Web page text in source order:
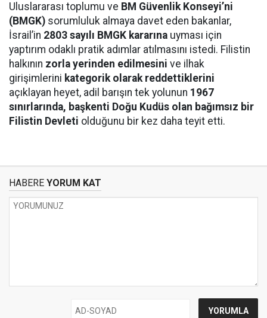
Uluslararası toplumu ve BM Güvenlik Konseyi’ni
(BMGK) sorumluluk almaya davet eden bakanlar,
İsrail’in 2803 sayılı BMGK kararına uyması için
yaptırım odaklı pratik adımlar atılmasını istedi. Filistin
halkının zorla yerinden edilmesini ve ilhak
girişimlerini kategorik olarak reddettiklerini
açıklayan heyet, adil barışın tek yolunun 1967
sınırlarında, başkenti Doğu Kudüs olan bağımsız bir
Filistin Devleti olduğunu bir kez daha teyit etti.
HABERE YORUM KAT